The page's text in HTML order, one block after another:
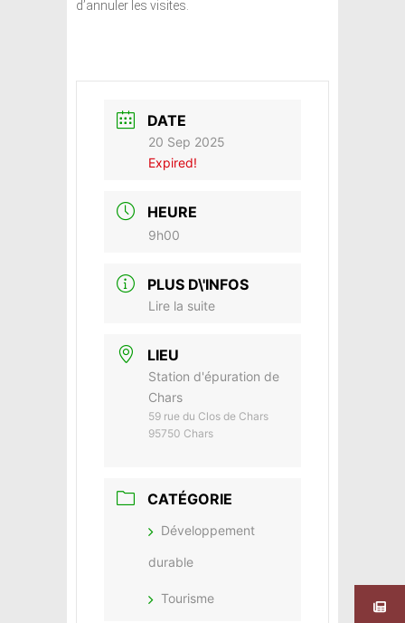
d’annuler les visites.
DATE
20 Sep 2025
Expired!
HEURE
9h00
PLUS D\'INFOS
Lire la suite
LIEU
Station d'épuration de
Chars
59 rue du Clos de Chars
95750 Chars
CATÉGORIE
Développement
durable
Tourisme